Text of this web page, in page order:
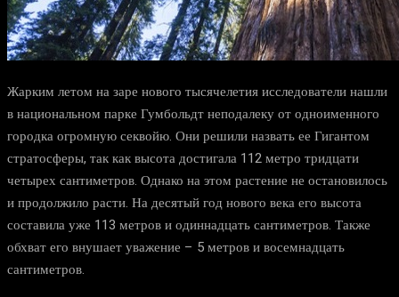
Жарким летом на заре нового тысячелетия исследователи нашли
в национальном парке Гумбольдт неподалеку от одноименного
городка огромную секвойю. Они решили назвать ее Гигантом
стратосферы, так как высота достигала 112 метро тридцати
четырех сантиметров. Однако на этом растение не остановилось
и продолжило расти. На десятый год нового века его высота
составила уже 113 метров и одиннадцать сантиметров. Также
обхват его внушает уважение – 5 метров и восемнадцать
сантиметров.